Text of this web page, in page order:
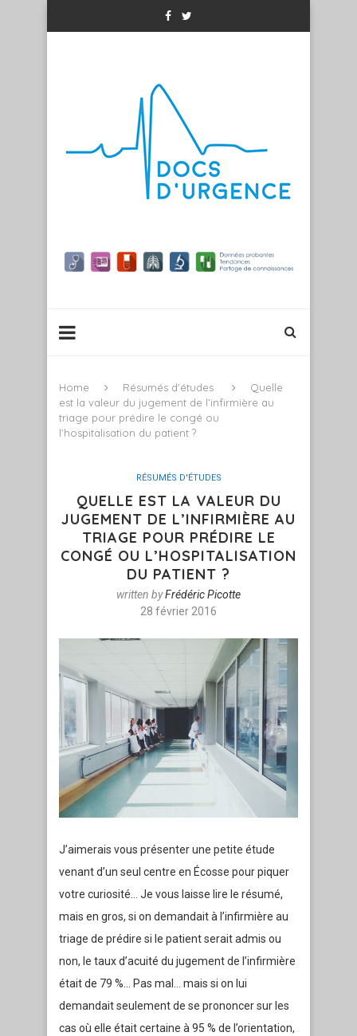
Home Résumés d'études
Quelle
est la valeur du jugement de l’infirmière au
triage pour prédire le congé ou
l’hospitalisation du patient ?
RÉSUMÉS D'ÉTUDES
QUELLE EST LA VALEUR DU
JUGEMENT DE L’INFIRMIÈRE AU
TRIAGE POUR PRÉDIRE LE
CONGÉ OU L’HOSPITALISATION
DU PATIENT ?
written byFrédéric Picotte
28 février 2016
J’aimerais vous présenter une petite étude
venant d’un seul centre en Écosse pour piquer
votre curiosité… Je vous laisse lire le résumé,
mais en gros, si on demandait à l’infirmière au
triage de prédire si le patient serait admis ou
non, le taux d’acuité du jugement de l’infirmière
était de 79 %… Pas mal… mais si on lui
demandait seulement de se prononcersur les
cas où elle était certaine à 95 % de l’orientation,